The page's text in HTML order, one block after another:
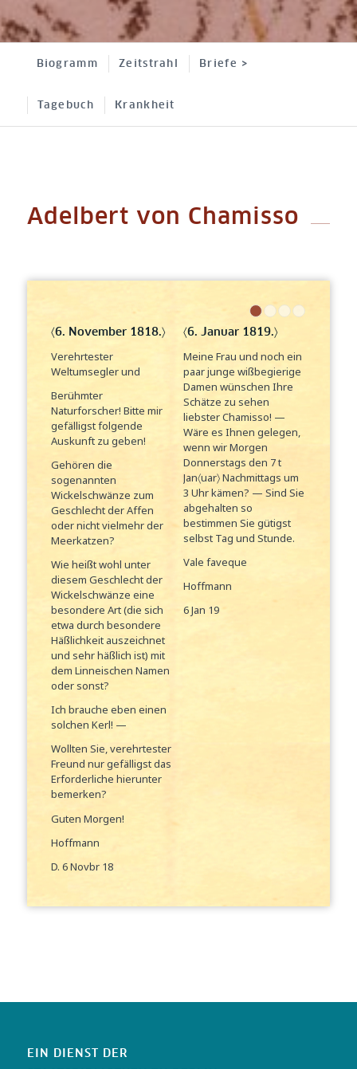
Biogramm Zeitstrahl Briefe >
Tagebuch Krankheit
Adelbert von Chamisso
〈6. November 1818.〉
Verehrtester
Weltumsegler und
Berühmter
Naturforscher! Bitte mir
gefälligst folgende
Auskunft zu geben!
Gehören die
sogenannten
Wickelschwänze zum
Geschlecht der Affen
oder nicht vielmehr der
Meerkatzen?
Wie heißt wohl unter
diesem Geschlecht der
Wickelschwänze eine
besondere Art (die sich
etwa durch besondere
Häßlichkeit auszeichnet
und sehr häßlich ist) mit
dem Linneischen Namen
oder sonst?
Ich brauche eben einen
solchen Kerl! —
Wollten Sie, verehrtester
Freund nur gefälligst das
Erforderliche hierunter
bemerken?
Guten Morgen!
Hoffmann
D. 6 Novbr 18
〈6. Januar 1819.〉
Meine Frau und noch ein
paar junge wißbegierige
Damen wünschen Ihre
Schätze zu sehen
liebster Chamisso! —
Wäre es Ihnen gelegen,
wenn wir Morgen
Donnerstags den 7 t
Jan〈uar〉 Nachmittags um
3 Uhr kämen? — Sind Sie
abgehalten so
bestimmen Sie gütigst
selbst Tag und Stunde.
Vale faveque
Hoffmann
6 Jan 19
EIN DIENST DER